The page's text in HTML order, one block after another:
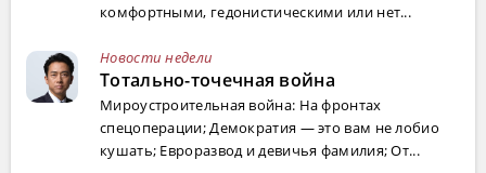
комфортными, гедонистическими или нет...
Новости недели
Тотально-точечная война
Мироустроительная война: На фронтах
спецоперации; Демократия — это вам не лобио
кушать; Евроразвод и девичья фамилия; От...